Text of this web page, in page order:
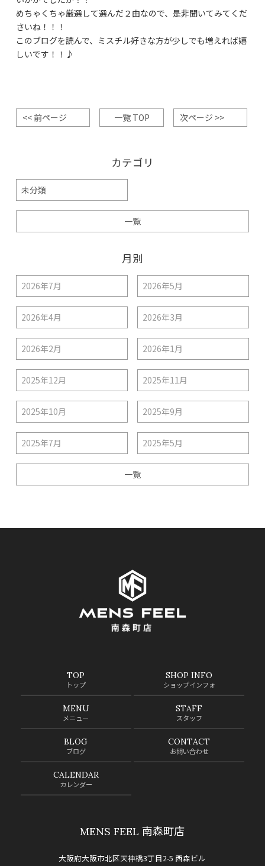
めちゃくちゃ厳選して選んだ２曲なので、是非聞いてみてくだ
さいね！！！
このブログを読んで、ミスチル好きな方が少しでも増えれば嬉
しいです！！♪
<< 前ページ 一覧 TOP 次ページ >>
カテゴリ
未分類
一覧
月別
2026年7月 2026年5月
2026年4月 2026年3月
2026年2月 2026年1月
2025年12月 2025年11月
2025年10月 2025年9月
2025年7月 2025年5月
一覧
TOP
トップ
SHOP INFO
ショップインフォ
MENU
メニュー
STAFF
スタッフ
BLOG
ブログ
CONTACT
お問い合わせ
CALENDAR
カレンダー
MENS FEEL 南森町店
大阪府大阪市北区天神橋3丁目2-5 西森ビル